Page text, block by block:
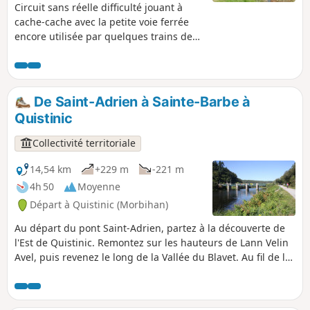
Circuit sans réelle difficulté jouant à
cache-cache avec la petite voie ferrée
encore utilisée par quelques trains de
matières premières végétales entre
Auray et Pontivy. Retour tranquille par le
chemin de halage. Attention : la
randonnée se déroule sur la commune
de Saint-Barthélémy et non sur Melrand
comme indiqué par le logiciel.
De Saint-Adrien à Sainte-Barbe à
Quistinic
Collectivité territoriale
14,54 km
+229 m
-221 m
4h 50
Moyenne
Départ à Quistinic (Morbihan)
Au départ du pont Saint-Adrien, partez à la découverte de
l'Est de Quistinic. Remontez sur les hauteurs de Lann Velin
Avel, puis revenez le long de la Vallée du Blavet. Au fil de la
des points de vue sur la rivière. Au détour des sentiers,
laissez-vous surprendre par les chapelles, fontaines,